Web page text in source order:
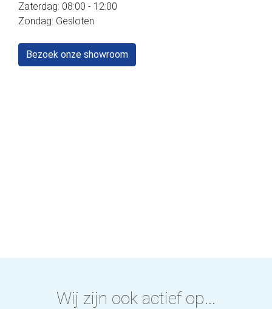
Zaterdag: 08:00 - 12:00
Zondag: Gesloten
Bezoek onze showroom
Wij zijn ook actief op...